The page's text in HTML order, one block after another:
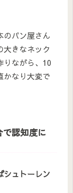
のパン屋さん
大きなネック
りながら、10
かなり大変で
認知度に
シュトーレン